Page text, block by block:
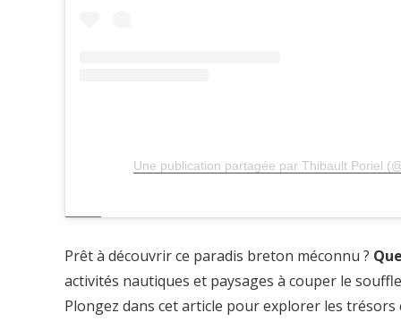
Une publication partagée par Thibault Poriel
Prêt à découvrir ce paradis breton méconnu ?
activités nautiques et paysages à couper le
Plongez dans cet article pour explorer les